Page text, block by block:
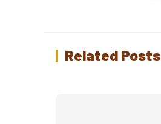
Related Posts